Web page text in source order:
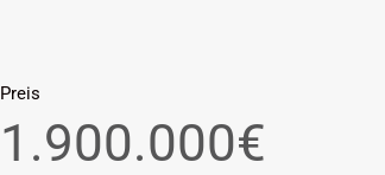
Preis
1.900.000€